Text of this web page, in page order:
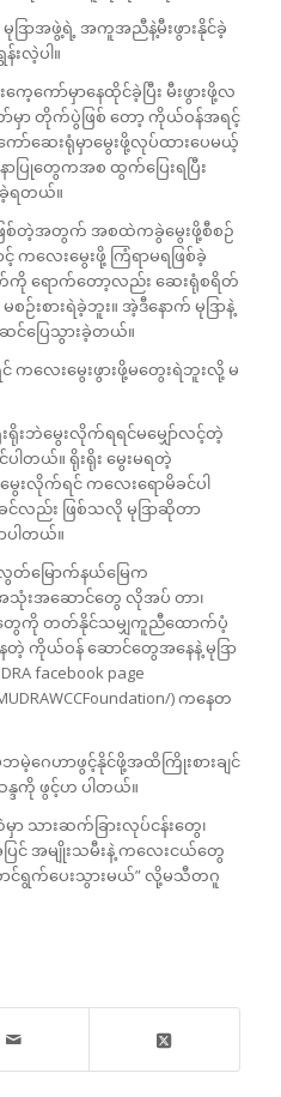
ဒြာအဖွဲ့ရဲ့ အကူအညီနဲ့မီးဖွားနိုင်ခဲ့
လဲ့ပါ။
ကော်မှာနေထိုင်ခဲ့ပြီး မီးဖွားဖို့လ
ာ တိုက်ပွဲဖြစ် တော့ ကိုယ်ဝန်အရင့်
ော်ဆေးရုံမှာမွေးဖို့လုပ်ထားပေမယ့်
ပြုတွေကအစ ထွက်ပြေးရပြီး
ခဲ့ရတယ်။
ြစ်တဲ့အတွက် အစထဲကခွဲမွေးဖို့စီစဉ်
ကလေးမွေးဖို့ ကြံရာမရဖြစ်ခဲ့
ကို ရောက်တော့လည်း ဆေးရုံစရိတ်
စားရဲခဲ့ဘူး။ အဲ့ဒီနောက် မုဒြာနဲ့
ပြေသွားခဲ့တယ်။
လေးမွေးဖွားဖို့မတွေးရဲဘူးလို့ မ
ဘဲမွေးလိုက်ရရင်မမျှော်လင့်တဲ့
တယ်။ ရိုးရိုး မွေးမရတဲ့
းလိုက်ရင် ကလေးရောမိခင်ပါ
လည်း ဖြစ်သလို မုဒြာဆိုတာ
ပါတယ်။
တ်မြောက်နယ်မြေက
သုံးအဆောင်တွေ လိုအပ် တာ၊
ေကို တတ်နိုင်သမျှကူညီထောက်ပံ့
တဲ့ ကိုယ်ဝန် ဆောင်တွေအနေနဲ့ မုဒြာ
facebook page
) ကနေတ
ဘမဲ့ဂေဟာဖွင့်နိုင်ဖို့အထိကြိုးစားချင်
ဖွင့်ဟ ပါတယ်။
ာ သားဆက်ခြားလုပ်ငန်းတွေ၊
ပြင် အမျိုးသမီးနဲ့ ကလေးငယ်တွေ
င်ရွက်ပေးသွားမယ်” လို့မသီတဂူ